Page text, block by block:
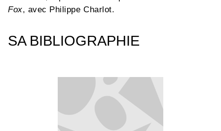
Fox, avec Philippe Charlot.
SA BIBLIOGRAPHIE